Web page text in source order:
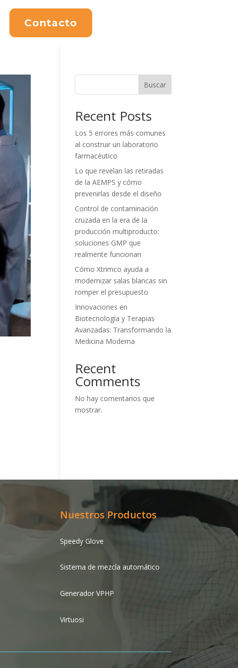
Contacto
Buscar
Recent Posts
Los 5 errores más comunes
al construir un laboratorio
farmacéutico
Lo que revelan las retiradas
de la AEMPS y cómo
prevenirlas desde el diseño
Control de contaminación
cruzada en la era de la
producción multiproducto:
soluciones GMP que
realmente funcionan
Cómo Xtrimco ayuda a
modernizar salas blancas sin
romper el presupuesto
Innovaciones en
Biotecnología y Terapias
Avanzadas: Transformando la
Medicina Moderna
Recent
Comments
No hay comentarios que
mostrar.
Nuestros Productos
Speedy Glove
Sistema de mezcla automático
Generador VPHP
Virtuosi